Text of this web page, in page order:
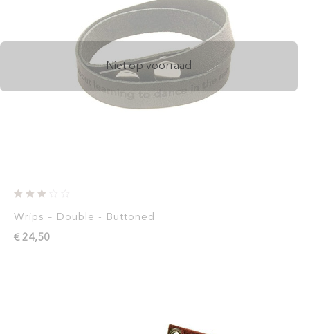
Wrips – Double - Buttoned
€ 24,50
Niet op voorraad